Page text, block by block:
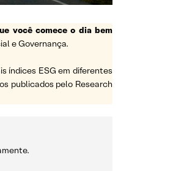
você comece o dia bem
e Governança.
índices ESG em diferentes
publicados pelo Research